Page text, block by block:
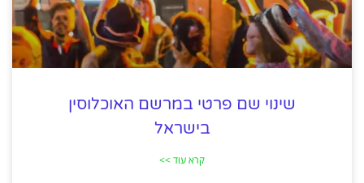
שינוי שם פרטי במרשם האוכלוסין
בישראל
קרא עוד >>